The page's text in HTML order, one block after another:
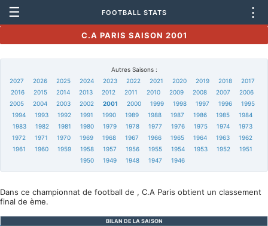
☰ FOOTBALL STATS ⋮
C.A PARIS SAISON 2001
Autres Saisons :
2027
2026 2025 2024 2023 2022 2021 2020 2019 2018
2017
2016
2015 2014 2013 2012 2011 2010 2009 2008 2007
2006
2005
2004 2003 2002 2001 2000 1999 1998 1997 1996
1995
1994
1993 1992 1991 1990 1989 1988 1987 1986 1985
1984
1983
1982 1981 1980 1979 1978 1977 1976 1975 1974
1973
1972
1971 1970 1969 1968 1967 1966 1965 1964 1963
1962
1961
1960 1959 1958 1957 1956 1955 1954 1953 1952
1951
1950
1949 1948 1947 1946
Dans ce championnat de football de , C.A Paris obtient un classement
final de ème.
BILAN DE LA SAISON